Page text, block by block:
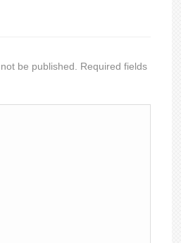
be published. Required fields